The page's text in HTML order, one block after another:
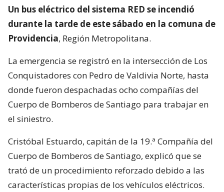
Un bus eléctrico del sistema RED se incendió
durante la tarde de este sábado en la comuna de
Providencia, Región Metropolitana.
La emergencia se registró en la intersección de Los
Conquistadores con Pedro de Valdivia Norte, hasta
donde fueron despachadas ocho compañías del
Cuerpo de Bomberos de Santiago para trabajar en
el siniestro.
Cristóbal Estuardo, capitán de la 19.ª Compañía del
Cuerpo de Bomberos de Santiago, explicó que se
trató de un procedimiento reforzado debido a las
características propias de los vehículos eléctricos.